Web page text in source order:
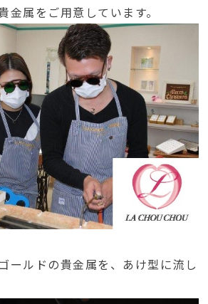
金属をご用意しています。
ールドの貴金属を、あけ型に流し